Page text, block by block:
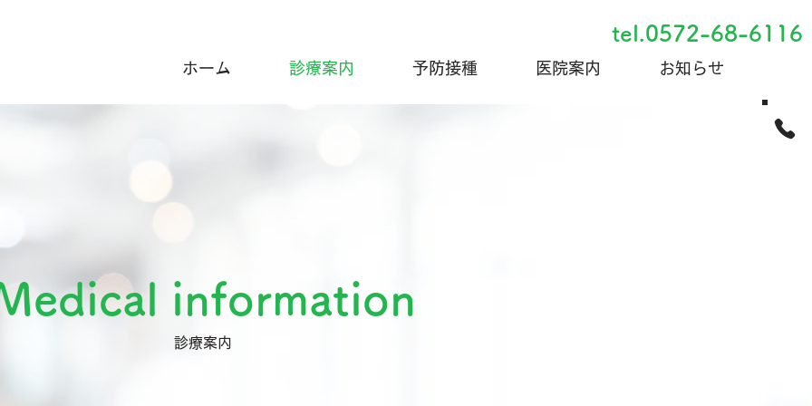
tel.0572-68-6116
ホーム 診療案内 予防接種 医院案内 お知らせ
information
​診療案内